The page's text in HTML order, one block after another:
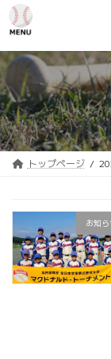
テ
ン
ツ
へ
ス
キ
ッ
プ
ゲ
ー
シ
ョ
ン
に
移
動
トップページ
お知